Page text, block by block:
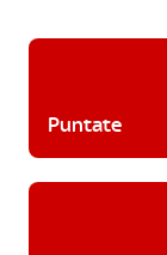
Puntate